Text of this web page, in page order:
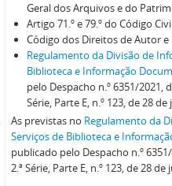
Geral dos Arquivos e do
Artigo 71.º e 79.º do Código
Código dos Direitos de Autor
Regulamento da Divisão de
Biblioteca e Informação
pelo Despacho n.º 6351/2021,
Série, Parte E, n.º 123, de 28
As previstas no Regulamento da
Serviços de Biblioteca e
publicado pelo Despacho n.º
2.ª Série, Parte E, n.º 123, de 28